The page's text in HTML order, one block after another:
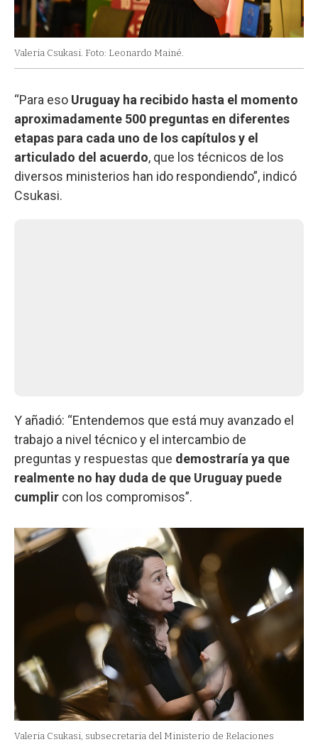
Valeria Csukasi. Foto: Leonardo Mainé.
“Para eso Uruguay ha recibido hasta el momento
aproximadamente 500 preguntas en diferentes
etapas para cada uno de los capítulos y el
articulado del acuerdo, que los técnicos de los
diversos ministerios han ido respondiendo”, indicó
Csukasi.
Y añadió: “Entendemos que está muy avanzado el
trabajo a nivel técnico y el intercambio de
preguntas y respuestas que demostraría ya que
realmente no hay duda de que Uruguay puede
cumplir con los compromisos”.
Valeria Csukasi, subsecretaria del Ministerio de Relaciones